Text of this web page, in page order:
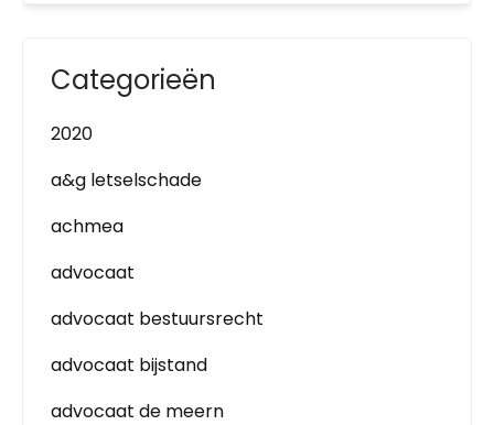
Categorieën
2020
a&g letselschade
achmea
advocaat
advocaat bestuursrecht
advocaat bijstand
advocaat de meern